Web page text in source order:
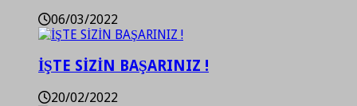
06/03/2022
İŞTE SİZİN BAŞARINIZ !
20/02/2022